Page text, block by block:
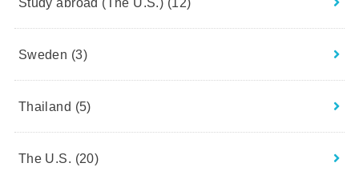
Sweden (3)
Thailand (5)
The U.S. (20)